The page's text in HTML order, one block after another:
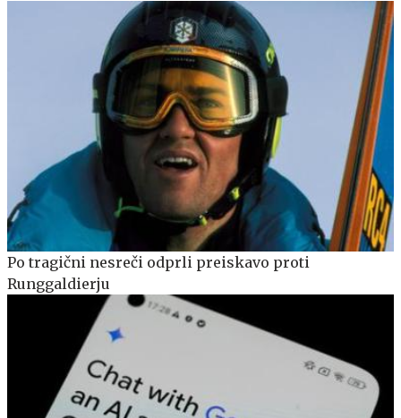
Po tragični nesreči odprli preiskavo proti
Runggaldierju